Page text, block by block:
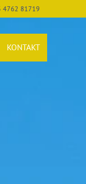
4762 81719
KONTAKT